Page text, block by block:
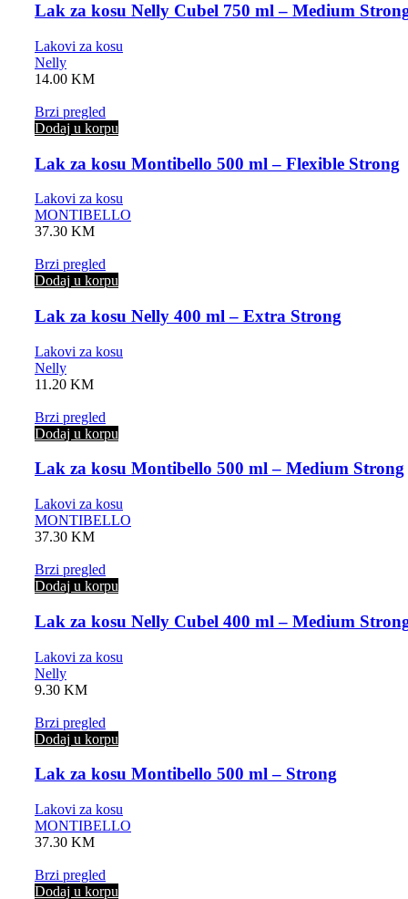
Lak za kosu Nelly Cubel 750 ml – Medium
Lakovi za kosu
Nelly
14.00 KM
Brzi pregled
Dodaj u korpu
Lak za kosu Montibello 500 ml – Flexible Strong
Lakovi za kosu
MONTIBELLO
37.30 KM
Brzi pregled
Dodaj u korpu
Lak za kosu Nelly 400 ml – Extra Strong
Lakovi za kosu
Nelly
11.20 KM
Brzi pregled
Dodaj u korpu
Lak za kosu Montibello 500 ml – Medium Strong
Lakovi za kosu
MONTIBELLO
37.30 KM
Brzi pregled
Dodaj u korpu
Lak za kosu Nelly Cubel 400 ml – Medium
Lakovi za kosu
Nelly
9.30 KM
Brzi pregled
Dodaj u korpu
Lak za kosu Montibello 500 ml – Strong
Lakovi za kosu
MONTIBELLO
37.30 KM
Brzi pregled
Dodaj u korpu